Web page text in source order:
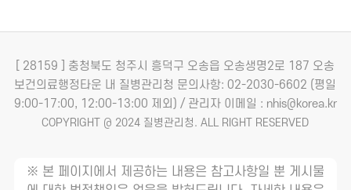
[ 28159 ] 충청북도 청주시 흥덕구 오송읍 오송생명2로 187 오송
보건의료행정타운 내 질병관리청 문의사항: 02-2030-6602 (평일
9:00-17:00, 12:00-13:00 제외) / 관리자 이메일 : nhis@korea.kr
COPYRIGHT @ 2024 질병관리청. ALL RIGHT RESERVED
※ 본 페이지에서 제공하는 내용은 참고사항일 뿐 게시물